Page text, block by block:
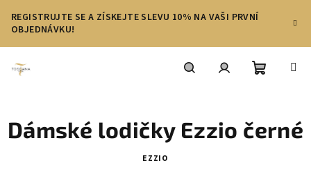
obsah
REGISTRUJTE SE A ZÍSKEJTE SLEVU 10% NA VAŠI PRVNÍ
OBJEDNÁVKU!
košík
Dámské lodičky Ezzio černé
EZZIO